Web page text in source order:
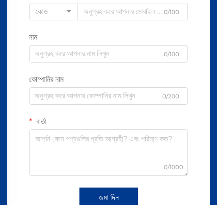
কোড
0/100
নাম
0/100
কোম্পানির নাম
0/200
বার্তা
0/1000
জমা দিন